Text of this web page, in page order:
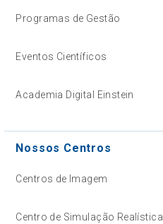
Programas de Gestão
Eventos Científicos
Academia Digital Einstein
Nossos Centros
Centros de Imagem
Centro de Simulação Realística